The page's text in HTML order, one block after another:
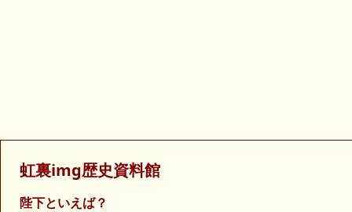
虹裏img歴史資料館
陛下といえば？